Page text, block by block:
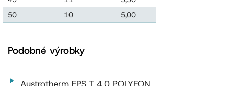
50
10 5,00
Podobné výrobky